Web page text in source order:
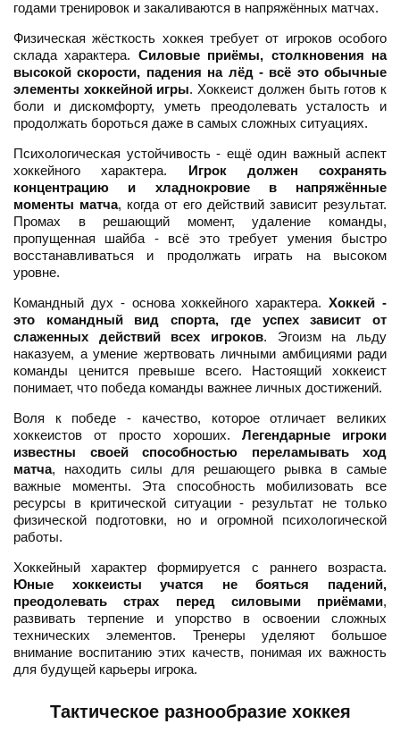
годами тренировок и закаливаются в напряжённых матчах.
Физическая жёсткость хоккея требует от игроков особого
склада характера. Силовые приёмы, столкновения на
высокой скорости, падения на лёд - всё это обычные
элементы хоккейной игры. Хоккеист должен быть готов к
боли и дискомфорту, уметь преодолевать усталость и
продолжать бороться даже в самых сложных ситуациях.
Психологическая устойчивость - ещё один важный аспект
хоккейного характера. Игрок должен сохранять
концентрацию и хладнокровие в напряжённые
моменты матча, когда от его действий зависит результат.
Промах в решающий момент, удаление команды,
пропущенная шайба - всё это требует умения быстро
восстанавливаться и продолжать играть на высоком
уровне.
Командный дух - основа хоккейного характера.Хоккей -
это командный вид спорта, где успех зависит от
слаженных действий всех игроков. Эгоизм на льду
наказуем, а умение жертвовать личными амбициями ради
команды ценится превыше всего. Настоящий хоккеист
понимает, что победа команды важнее личных достижений.
Воля к победе - качество, которое отличает великих
хоккеистов от просто хороших. Легендарные игроки
известны своей способностью переламывать ход
матча, находить силы для решающего рывка в самые
важные моменты. Эта способность мобилизовать все
ресурсы в критической ситуации - результат не только
физической подготовки, но и огромной психологической
работы.
Хоккейный характер формируется с раннего возраста.
Юные хоккеисты учатся не бояться падений,
преодолевать страх перед силовыми приёмами,
развивать терпение и упорство в освоении сложных
технических элементов. Тренеры уделяют большое
внимание воспитанию этих качеств, понимая их важность
для будущей карьеры игрока.
Тактическое разнообразие хоккея